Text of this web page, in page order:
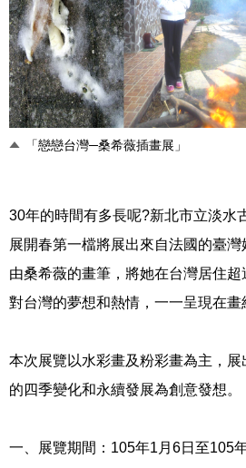
「戀戀台灣─桑希薇插畫展」
30年的時間有多長呢?新北市立淡水
展開春第一檔將展出來自法國的臺
由桑希薇的畫筆，將她在台灣居住
對台灣的夢想和熱情，一一呈現在畫
本次展覽以水彩畫及粉彩畫為主，
的四季變化和永續發展為創意發想。
一、展覽期間：105年1月6日至105